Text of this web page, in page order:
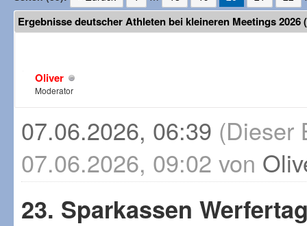
Ergebnisse deutscher Athleten bei kleineren Meetings 2026
Oliver
Moderator
07.06.2026, 06:39 (Dieser
07.06.2026, 09:02 von
23. Sparkassen